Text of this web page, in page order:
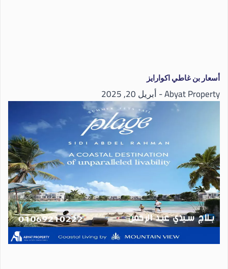
أسعار بن غاطي اكوارايز
Abyat Property أبريل 20, 2025